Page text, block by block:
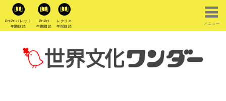
PriPriパレット
年間購読
PriPri
年間購読
レクリエ
年間購読
メニュー